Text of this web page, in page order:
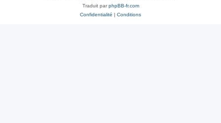
Traduit parphpBB-fr.com
Confidentialité | Conditions